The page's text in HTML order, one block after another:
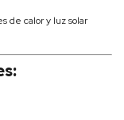
de calor y luz solar